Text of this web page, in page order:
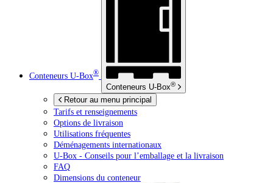
Conteneurs U-Box®
Conteneurs U-Box®
Retour au menu principal
Tarifs et renseignements
Options de livraison
Utilisations fréquentes
Déménagements internationaux
U-Box - Conseils pour l’emballage et la livraison
FAQ
Dimensions du conteneur